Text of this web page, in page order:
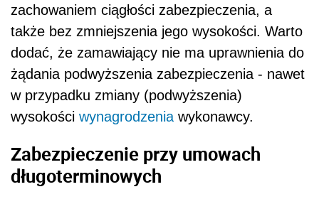
zachowaniem ciągłości zabezpieczenia, a
także bez zmniejszenia jego wysokości. Warto
dodać, że zamawiający nie ma uprawnienia do
żądania podwyższenia zabezpieczenia - nawet
w przypadku zmiany (podwyższenia)
wysokości wynagrodzenia wykonawcy.
Zabezpieczenie przy umowach
długoterminowych